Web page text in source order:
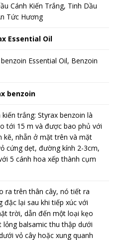
Cánh Kiến Trắng, Tinh Dầu
Tức Hương
Essential Oil
Essential Oil, Benzoin
benzoin
trắng: Styrax benzoin là
tới 15 m và được bao phủ với
kẽ, nhẵn ở mặt trên và mặt
cứng dẹt, đường kính 2-3cm,
5 cánh hoa xếp thành cụm
ra trên thân cây, nó tiết ra
lại sau khi tiếp xúc với
trời, dẫn đến một loại kẹo
lỏng balsamic thu thập dưới
vỏ cây hoặc xung quanh